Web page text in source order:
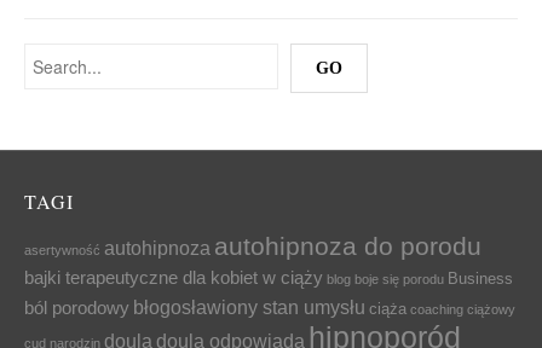
TAGI
asertywność autohipnoza autohipnoza do porodu
bajki terapeutyczne dla kobiet w ciąży blog boje się porodu Business
ból porodowy błogosławiony stan umysłu ciąża coaching ciążowy
cud narodzin doula doula odpowiada hipnoporód